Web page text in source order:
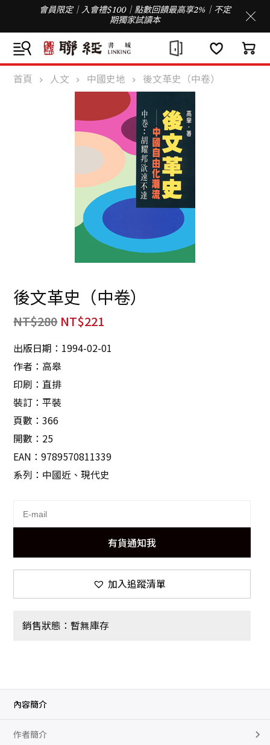
會員限定｜入會禮$100｜點數回饋最高享2%｜不定
期獨家試讀本
首頁 人文 中國史地 後文革史（中卷）
後文革史（中卷）
NT$280 NT$221
出版日期：1994-02-01
作者：高皋
印刷：直排
裝訂：平裝
頁數：366
開數：25
EAN：9789570811339
系列：中國近、現代史
有貨通知我
加入追蹤清單
銷售狀態：暫無庫存
內容簡介
作者簡介